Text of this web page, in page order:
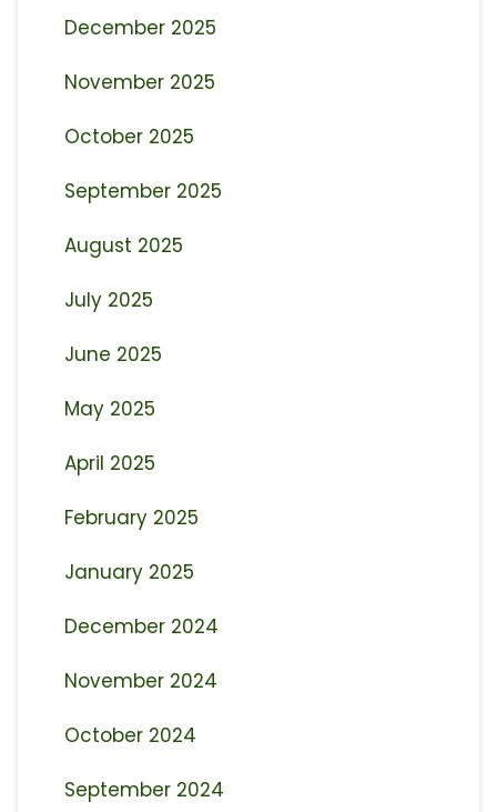
December 2025
November 2025
October 2025
September 2025
August 2025
July 2025
June 2025
May 2025
April 2025
February 2025
January 2025
December 2024
November 2024
October 2024
September 2024